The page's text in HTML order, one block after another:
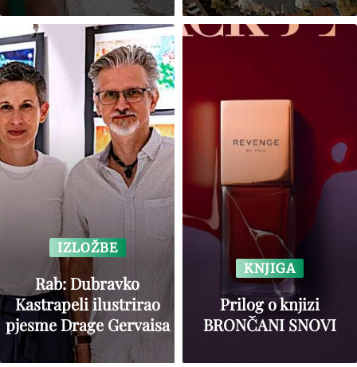
IZLOŽBE
Rab: Dubravko
Kastrapeli ilustrirao
pjesme Drage Gervaisa
KNJIGA
Prilog o knjizi
BRONČANI SNOVI